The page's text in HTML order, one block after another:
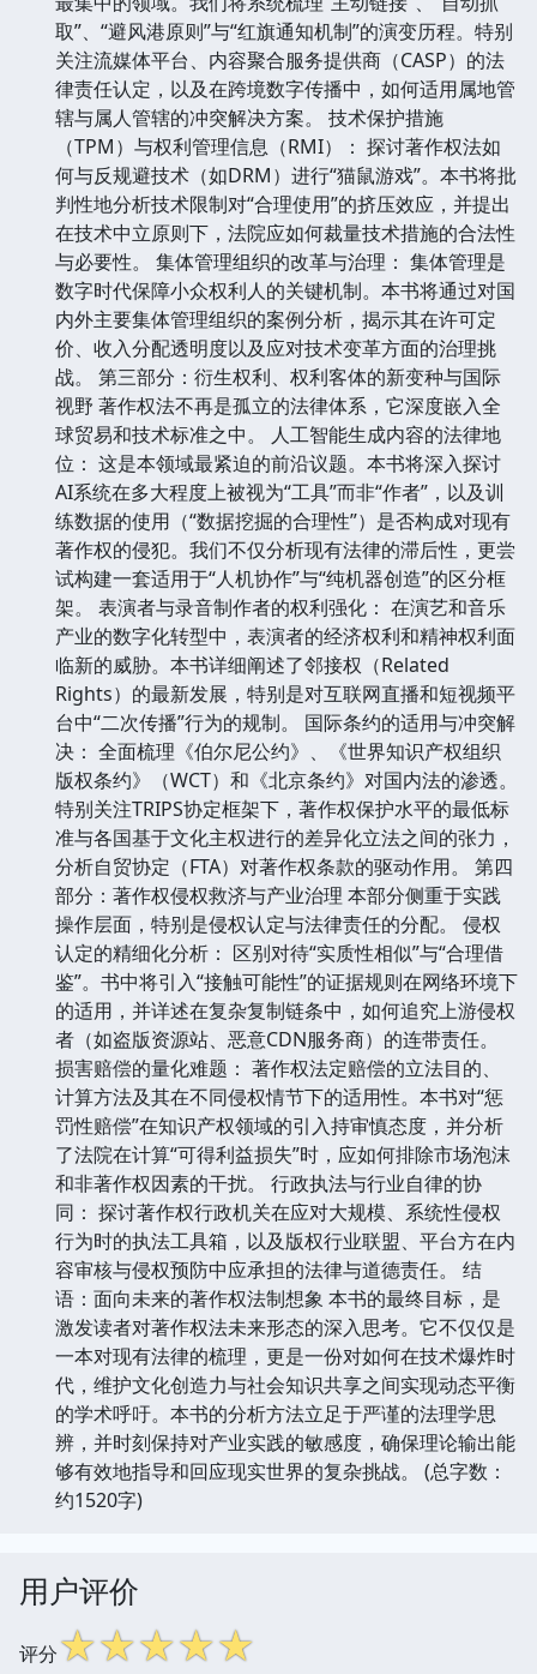
取”、“避风港原则”与“红旗通知机制”的演变历程。特别
关注流媒体平台、内容聚合服务提供商（CASP）的法
律责任认定，以及在跨境数字传播中，如何适用属地管
辖与属人管辖的冲突解决方案。 技术保护措施
（TPM）与权利管理信息（RMI）： 探讨著作权法如
何与反规避技术（如DRM）进行“猫鼠游戏”。本书将批
判性地分析技术限制对“合理使用”的挤压效应，并提出
在技术中立原则下，法院应如何裁量技术措施的合法性
与必要性。 集体管理组织的改革与治理： 集体管理是
数字时代保障小众权利人的关键机制。本书将通过对国
内外主要集体管理组织的案例分析，揭示其在许可定
价、收入分配透明度以及应对技术变革方面的治理挑
战。 第三部分：衍生权利、权利客体的新变种与国际
视野 著作权法不再是孤立的法律体系，它深度嵌入全
球贸易和技术标准之中。 人工智能生成内容的法律地
位： 这是本领域最紧迫的前沿议题。本书将深入探讨
AI系统在多大程度上被视为“工具”而非“作者”，以及训
练数据的使用（“数据挖掘的合理性”）是否构成对现有
著作权的侵犯。我们不仅分析现有法律的滞后性，更尝
试构建一套适用于“人机协作”与“纯机器创造”的区分框
架。 表演者与录音制作者的权利强化： 在演艺和音乐
产业的数字化转型中，表演者的经济权利和精神权利面
临新的威胁。本书详细阐述了邻接权（Related
Rights）的最新发展，特别是对互联网直播和短视频平
台中“二次传播”行为的规制。 国际条约的适用与冲突解
决： 全面梳理《伯尔尼公约》、《世界知识产权组织
版权条约》（WCT）和《北京条约》对国内法的渗透。
特别关注TRIPS协定框架下，著作权保护水平的最低标
准与各国基于文化主权进行的差异化立法之间的张力，
分析自贸协定（FTA）对著作权条款的驱动作用。 第四
部分：著作权侵权救济与产业治理 本部分侧重于实践
操作层面，特别是侵权认定与法律责任的分配。 侵权
认定的精细化分析： 区别对待“实质性相似”与“合理借
鉴”。书中将引入“接触可能性”的证据规则在网络环境下
的适用，并详述在复杂复制链条中，如何追究上游侵权
者（如盗版资源站、恶意CDN服务商）的连带责任。
损害赔偿的量化难题： 著作权法定赔偿的立法目的、
计算方法及其在不同侵权情节下的适用性。本书对“惩
罚性赔偿”在知识产权领域的引入持审慎态度，并分析
了法院在计算“可得利益损失”时，应如何排除市场泡沫
和非著作权因素的干扰。 行政执法与行业自律的协
同： 探讨著作权行政机关在应对大规模、系统性侵权
行为时的执法工具箱，以及版权行业联盟、平台方在内
容审核与侵权预防中应承担的法律与道德责任。 结
语：面向未来的著作权法制想象 本书的最终目标，是
激发读者对著作权法未来形态的深入思考。它不仅仅是
一本对现有法律的梳理，更是一份对如何在技术爆炸时
代，维护文化创造力与社会知识共享之间实现动态平衡
的学术呼吁。本书的分析方法立足于严谨的法理学思
辨，并时刻保持对产业实践的敏感度，确保理论输出能
够有效地指导和回应现实世界的复杂挑战。 (总字数：
约1520字)
用户评价
评分☆☆☆☆☆